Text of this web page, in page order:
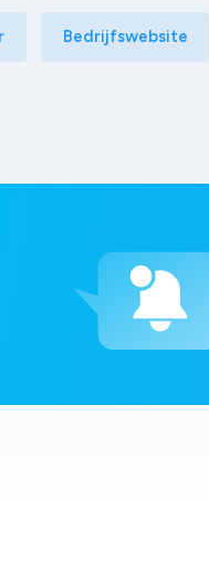
Bedrijfswebsite